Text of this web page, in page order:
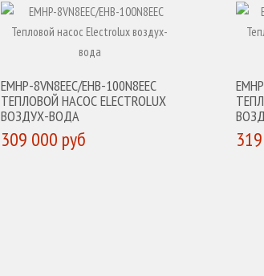
EMHP-8VN8EEC/EHB-100N8EEC
ТЕПЛОВОЙ НАСОС ELECTROLUX
ВОЗДУХ-ВОДА
309 000 руб